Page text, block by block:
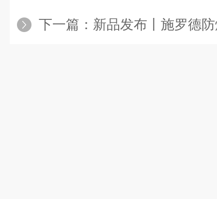
下一篇： 新品发布丨施罗德防爆轨道